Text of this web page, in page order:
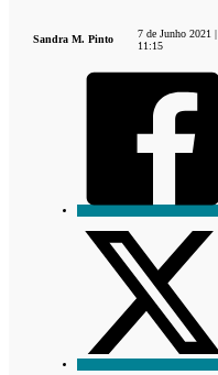
Sandra M. Pinto
7 de Junho 2021 |
11:15